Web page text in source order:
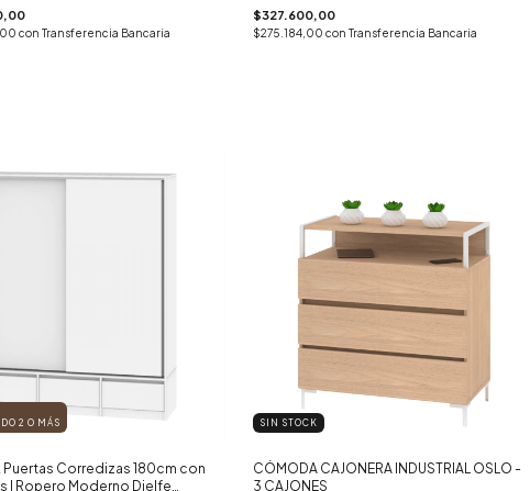
con Transferencia Bancaria
$327.600,00
$275.184,00 con Transferencia Bancaria
2 O MÁS
Puertas Corredizas 180cm con
| Ropero Moderno Dielfe
SIN STOCK
CÓMODA CAJONERA INDUSTRIAL OSLO -
3 CAJONES